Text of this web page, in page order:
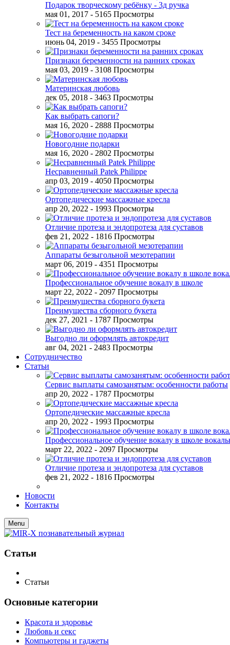
Подарок творческому ребёнку - 3д ручка
мая 01, 2017 - 5165 Просмотры
Тест на беременность на каком сроке
июнь 04, 2019 - 3455 Просмотры
Признаки беременности на ранних сроках
мая 03, 2019 - 3108 Просмотры
Материнская любовь
дек 05, 2018 - 3463 Просмотры
Как выбрать сапоги?
мая 16, 2020 - 2888 Просмотры
Новогодние подарки
мая 16, 2020 - 2802 Просмотры
Несравненный Patek Philippe
апр 03, 2019 - 4050 Просмотры
Ортопедические массажные кресла
апр 20, 2022 - 1993 Просмотры
Отличие протеза и эндопротеза для суставов
фев 21, 2022 - 1816 Просмотры
Аппараты безыгольной мезотерапии
март 06, 2019 - 4351 Просмотры
Профессиональное обучение вокалу в школе
март 22, 2022 - 2097 Просмотры
Преимущества сборного букета
дек 27, 2021 - 1787 Просмотры
Выгодно ли оформлять автокредит
авг 04, 2021 - 2483 Просмотры
Сотрудничество
Статьи
Сервис выплаты самозанятым: особенности работы
апр 20, 2022 - 1787 Просмотры
Ортопедические массажные кресла
апр 20, 2022 - 1993 Просмотры
Профессиональное обучение вокалу в школе
март 22, 2022 - 2097 Просмотры
Отличие протеза и эндопротеза для суставов
фев 21, 2022 - 1816 Просмотры
Новости
Контакты
Menu
Статьи
Статьи
Основные категории
Красота и здоровье
Любовь и секс
Компьютеры и гаджеты